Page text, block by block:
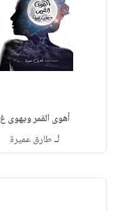
أهوى القمر ويهوى غ
لـطارق عميرة